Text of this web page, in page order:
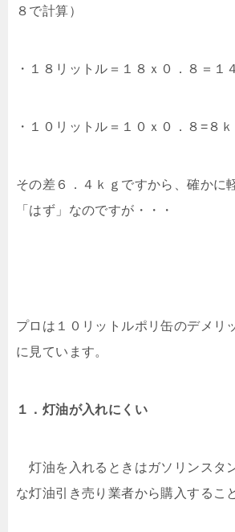
８で計算）
・１８リットル＝１８ｘ０．８＝１
・１０リットル＝１０ｘ０．８=８ｋ
その差６．４ｋｇですから、確かに
「はず」なのですが・・・
プロは１０リットルポリ缶のデメリ
に見ています。
１．灯油が入れにくい
灯油を入れるときはガソリンスタ
な灯油引き売り業者から購入するこ